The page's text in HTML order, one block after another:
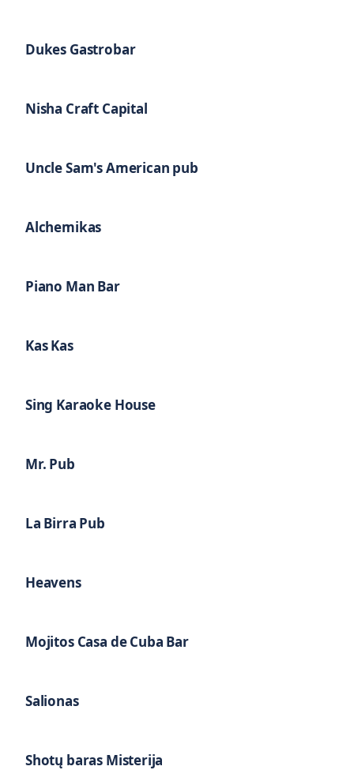
Dukes Gastrobar
Nisha Craft Capital
Uncle Sam's American pub
Alchemikas
Piano Man Bar
Kas Kas
Sing Karaoke House
Mr. Pub
La Birra Pub
Heavens
Mojitos Casa de Cuba Bar
Salionas
Shotų baras Misterija